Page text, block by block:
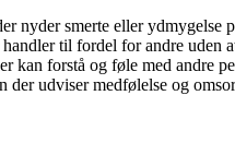
nyder smerte eller ydmygelse
til fordel for andre uden
kan forstå og føle med andre
der udviser medfølelse og